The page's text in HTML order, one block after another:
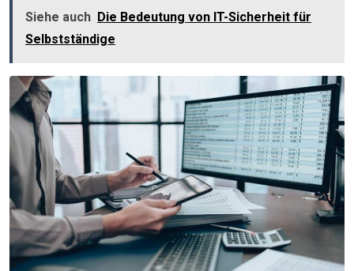
Siehe auch Die Bedeutung von IT-Sicherheit für
Selbstständige